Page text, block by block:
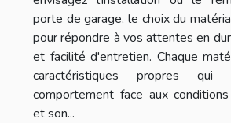
porte de garage, le choix du
pour répondre à vos attentes en
et facilité d'entretien. Chaque
caractéristiques propres qui
comportement face aux
et son...